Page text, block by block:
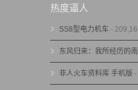
热度逼人
SS8型电力机车 -
东风归来：我所经历的
非人火车资料库 手机版 -